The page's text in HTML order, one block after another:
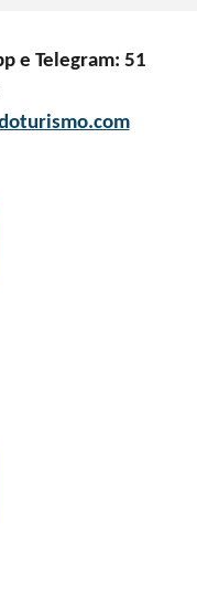
e Telegram: 51